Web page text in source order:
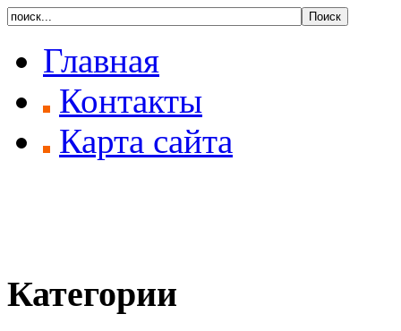
Главная
Контакты
Карта сайта
Категории